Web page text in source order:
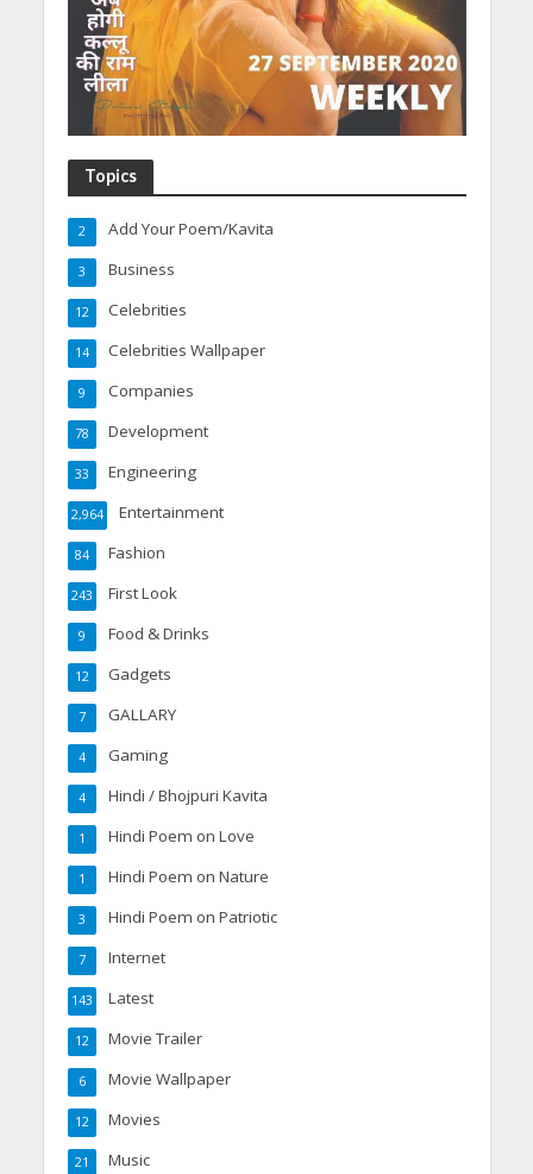
Topics
Add Your Poem/Kavita
2
Business
3
Celebrities
12
Celebrities Wallpaper
14
Companies
9
Development
78
Engineering
33
Entertainment
2,964
Fashion
84
First Look
243
Food & Drinks
9
Gadgets
12
GALLARY
7
Gaming
4
Hindi / Bhojpuri Kavita
4
Hindi Poem on Love
1
Hindi Poem on Nature
1
Hindi Poem on Patriotic
3
Internet
7
Latest
143
Movie Trailer
12
Movie Wallpaper
6
Movies
12
Music
21